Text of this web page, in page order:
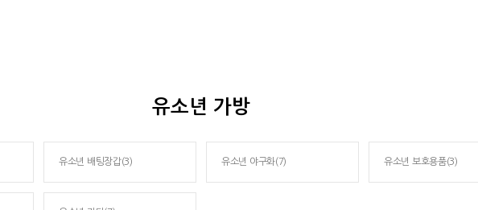
유소년 가방
유소년 배팅장갑(3) 유소년 야구화(7) 유소년 보호용품(3)